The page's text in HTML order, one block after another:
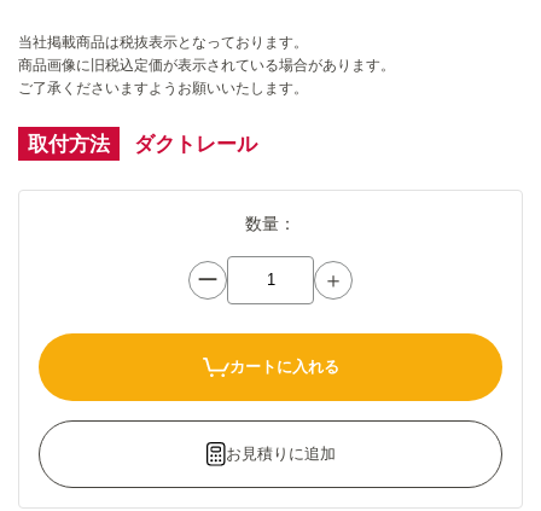
当社掲載商品は税抜表示となっております。
商品画像に旧税込定価が表示されている場合があります。
ご了承くださいますようお願いいたします。
取付方法 ダクトレール
数量：
ー ＋
カートに入れる
お見積りに追加